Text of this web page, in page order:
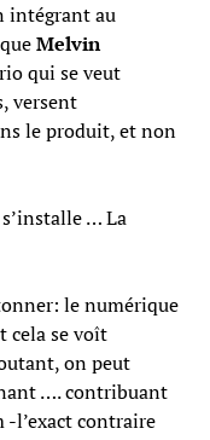
intégrant au
Melvin
qui se veut
versent
le produit, et non
s’installe …La
le numérique
cela se voît
on peut
…. contribuant
-l’exact contraire